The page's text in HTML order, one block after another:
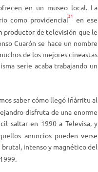
d
i
s
m
i
n
r
e
v
o
en un museo local. La
como providencial31 en ese
productor de televisión que le
Cuarón se hace un nombre
de los mejores cineastas
serie acaba trabajando un
saber cómo llegó Iñárritu al
disfruta de una enorme
saltar en 1990 a Televisa, y
anuncios pueden verse
brutal, intenso y magnético del